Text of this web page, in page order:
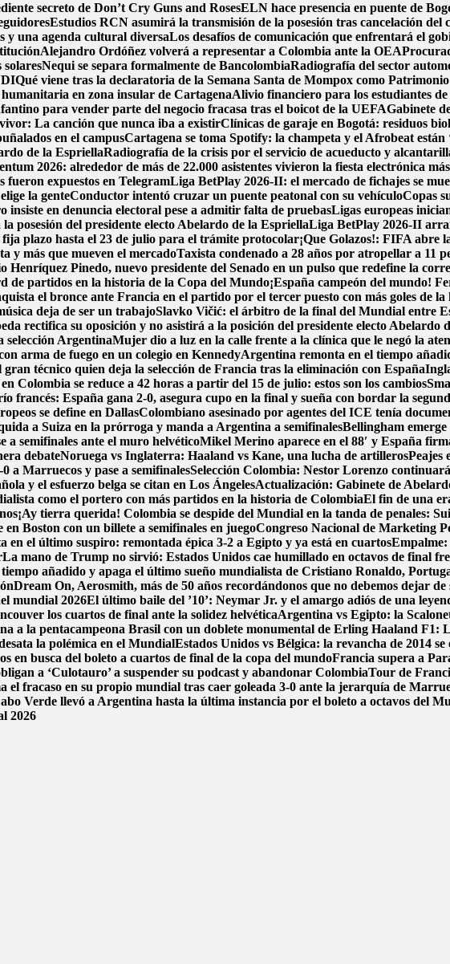
secreto de Don’t Cry Guns and RosesELN hace presencia en puente de
Estudios RCN asumirá la transmisión de la posesión tras cancelación
y una agenda cultural diversaLos desafíos de comunicación que enfrentará el
Alejandro Ordóñez volverá a representar a Colombia ante la OEA
Nequi se separa formalmente de BancolombiaRadiografía del sector
Qué viene tras la declaratoria de la Semana Santa de Mompox como
en zona insular de CartagenaAlivio financiero para los estudiantes
para vender parte del negocio fracasa tras el boicot de la UEFAGabinete
La canción que nunca iba a existirClínicas de garaje en Bogotá: residuos
en el campusCartagena se toma Spotify: la champeta y el Afrobeat están
de la EspriellaRadiografía de la crisis por el servicio de acueducto y
2026: alrededor de más de 22.000 asistentes vivieron la fiesta electrónica
fueron expuestos en TelegramLiga BetPlay 2026-II: el mercado de fichajes se
la genteConductor intentó cruzar un puente peatonal con su vehículoCopas
insiste en denuncia electoral pese a admitir falta de pruebasLigas europeas
posesión del presidente electo Abelardo de la EspriellaLiga BetPlay 2026-II
plazo hasta el 23 de julio para el trámite protocolar¡Que Golazos!: FIFA abre
y más que mueven el mercadoTaxista condenado a 28 años por atropellar a 11
Henríquez Pinedo, nuevo presidente del Senado en un pulso que redefine la
de partidos en la historia de la Copa del Mundo¡España campeón del mundo!
el bronce ante Francia en el partido por el tercer puesto con más goles de
deja de ser un trabajoSlavko Vičić: el árbitro de la final del Mundial entre
rectifica su oposición y no asistirá a la posición del presidente electo Abelardo
selección ArgentinaMujer dio a luz en la calle frente a la clínica que le negó la
arma de fuego en un colegio en KennedyArgentina remonta en el tiempo
técnico quien deja la selección de Francia tras la eliminación con España
Colombia se reduce a 42 horas a partir del 15 de julio: estos son los cambios
francés: España gana 2-0, asegura cupo en la final y sueña con bordar la
se define en DallasColombiano asesinado por agentes del ICE tenía
a Suiza en la prórroga y manda a Argentina a semifinalesBellingham
a semifinales ante el muro helvéticoMikel Merino aparece en el 88′ y España
debateNoruega vs Inglaterra: Haaland vs Kane, una lucha de artillerosPeajes
a Marruecos y pase a semifinalesSelección Colombia: Nestor Lorenzo
y el esfuerzo belga se citan en Los ÁngelesActualización: Gabinete de
como el portero con más partidos en la historia de ColombiaEl fin de una
¡Ay tierra querida! Colombia se despide del Mundial en la tanda de penales:
Boston con un billete a semifinales en juegoCongreso Nacional de Marketing
en el último suspiro: remontada épica 3-2 a Egipto y ya está en cuartosEmpalme:
La mano de Trump no sirvió: Estados Unidos cae humillado en octavos de final
añadido y apaga el último sueño mundialista de Cristiano Ronaldo,
Dream On, Aerosmith, más de 50 años recordándonos que no debemos dejar de
mundial 2026El último baile del ’10’: Neymar Jr. y el amargo adiós de una
los cuartos de final ante la solidez helvéticaArgentina vs Egipto: la
a la pentacampeona Brasil con un doblete monumental de Erling Haaland F1:
la polémica en el MundialEstados Unidos vs Bélgica: la revancha de 2014
en busca del boleto a cuartos de final de la copa del mundoFrancia supera a
a ‘Culotauro’ a suspender su podcast y abandonar ColombiaTour de
el fracaso en su propio mundial tras caer goleada 3-0 ante la jerarquía de
Verde llevó a Argentina hasta la última instancia por el boleto a octavos del
2026